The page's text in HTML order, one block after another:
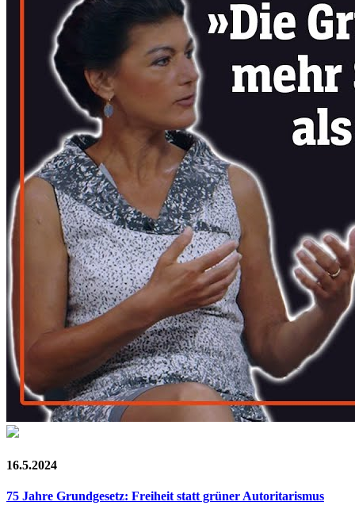
16.5.2024
75 Jahre Grundgesetz: Freiheit statt grüner Autoritarismus